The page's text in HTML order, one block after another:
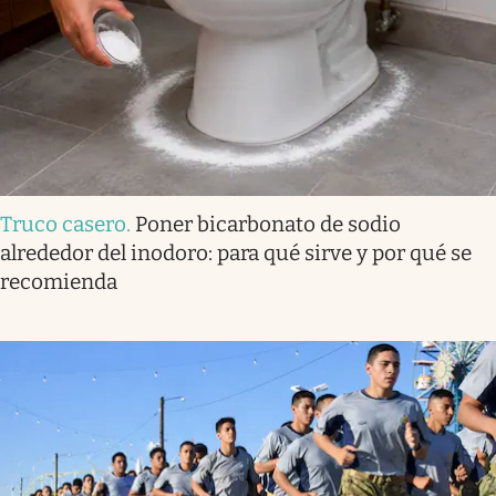
Truco casero. Poner bicarbonato de sodio
alrededor del inodoro: para qué sirve y por qué se
recomienda